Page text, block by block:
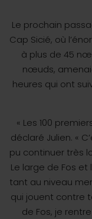
Le prochain
Cap Sicié, où
à plus de 45
nœuds,
heures qui ont
« Les 100
déclaré Julien. «
pu continuer très
Le large de Fos
tant au niveau
qui jouent contre
de Fos, je